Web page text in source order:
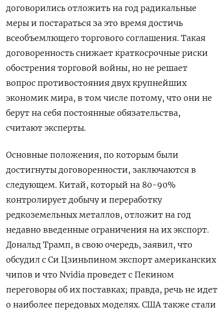
договорились отложить на год радикальные
меры и постараться за это время достичь
всеобъемлющего торгового соглашения. Такая
договоренность снижает краткосрочные риски
обострения торговой войны, но не решает
вопрос противостояния двух крупнейших
экономик мира, в том числе потому, что они не
берут на себя постоянные обязательства,
считают эксперты.
Основные положения, по которым были
достигнуты договоренности, заключаются в
следующем. Китай, который на 80-90%
контролирует добычу и переработку
редкоземельных металлов, отложит на год
недавно введенные ограничения на их экспорт.
Дональд Трамп, в свою очередь, заявил, что
обсудил с Си Цзиньпином экспорт американских
чипов и что Nvidia проведет с Пекином
переговоры об их поставках; правда, речь не идет
о наиболее передовых моделях. США также стали